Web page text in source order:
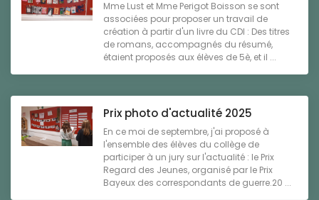
Mme Lust et Mme Perigot Boisson se sont
associées pour proposer un travail de
création à partir d'un livre du CDI : Des titres
de romans, accompagnés du résumé,
étaient proposés aux élèves de 5è, et il ...
Prix photo d'actualité 2025
En ce moi de septembre, j'ai proposé à
l'ensemble des élèves du collège de
participer à un jury sur l'actualité : le Prix
Regard des Jeunes, organisé par le Prix
Bayeux des correspondants de guerre.20 ...